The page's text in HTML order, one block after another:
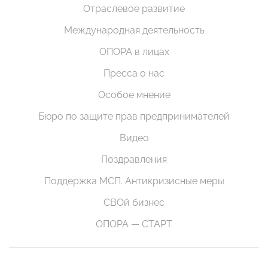
Отраслевое развитие
Международная деятельность
ОПОРА в лицах
Пресса о нас
Особое мнение
Бюро по защите прав предпринимателей
Видео
Поздравления
Поддержка МСП. Антикризисные меры
СВОй бизнес
ОПОРА — СТАРТ